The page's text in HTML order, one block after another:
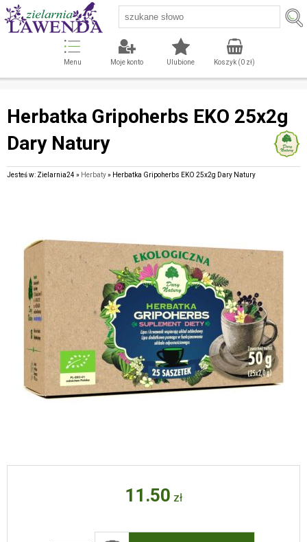
Menu Moje konto Ulubione Koszyk (0zł)
Herbatka Gripoherbs EKO 25x2g
Dary Natury
Jesteś w: Zielarnia24 » Herbaty» Herbatka Gripoherbs EKO 25x2g Dary Natury
11.50 zł